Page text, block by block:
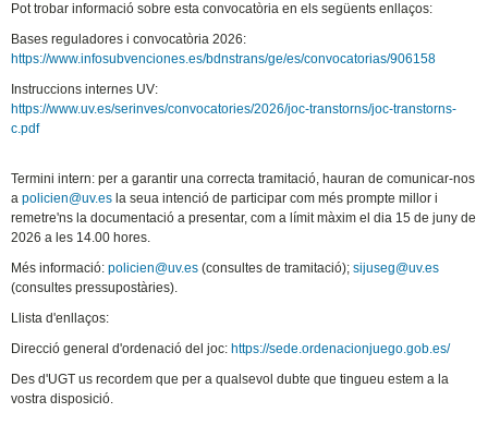
Pot trobar informació sobre esta convocatòria en els següents enllaços:
Bases reguladores i convocatòria 2026:
https://www.infosubvenciones.es/bdnstrans/ge/es/convocatorias/906158
Instruccions internes UV:
https://www.uv.es/serinves/convocatories/2026/joc-transtorns/joc-transtorns-
c.pdf
Termini intern: per a garantir una correcta tramitació, hauran de comunicar-nos
apolicien@uv.es la seua intenció de participar com més prompte millor i
remetre'ns la documentació a presentar, com a límit màxim el dia 15 de juny de
2026 a les 14.00 hores.
Més informació:policien@uv.es (consultes de tramitació);sijuseg@uv.es
(consultes pressupostàries).
Llista d'enllaços:
Direcció general d'ordenació del joc:https://sede.ordenacionjuego.gob.es/
Des d'UGT us recordem que per a qualsevol dubte que tingueu estem a la
vostra disposició.